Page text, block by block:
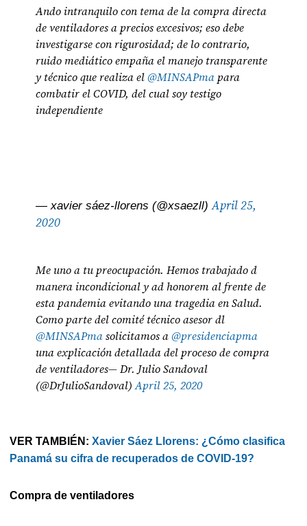
Ando intranquilo con tema de la compra directa
de ventiladores a precios excesivos; eso debe
investigarse con rigurosidad; de lo contrario,
ruido mediático empaña el manejo transparente
y técnico que realiza el @MINSAPma para
combatir el COVID, del cual soy testigo
independiente
— xavier sáez-llorens (@xsaezll)April 25,
2020
Me uno a tu preocupación. Hemos trabajado d
manera incondicional y ad honorem al frente de
esta pandemia evitando una tragedia en Salud.
Como parte del comité técnico asesor dl
@MINSAPmasolicitamos a @presidenciapma
una explicación detallada del proceso de compra
de ventiladores— Dr. Julio Sandoval
(@DrJulioSandoval)April 25, 2020
VER TAMBIÉN:Xavier Sáez Llorens: ¿Cómo clasifica
Panamá su cifra de recuperados de COVID-19?
Compra de ventiladores